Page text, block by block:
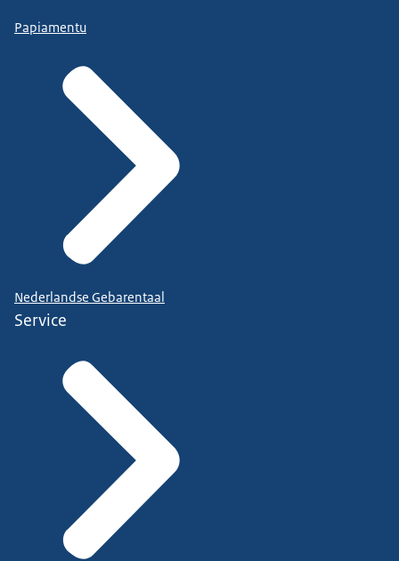
Papiamentu
Nederlandse Gebarentaal
Service